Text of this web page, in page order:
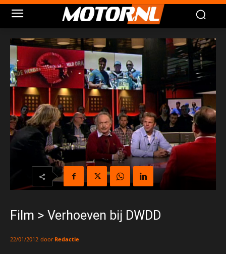
Film > Verhoeven bij DWDD
22/01/2012 door Redactie